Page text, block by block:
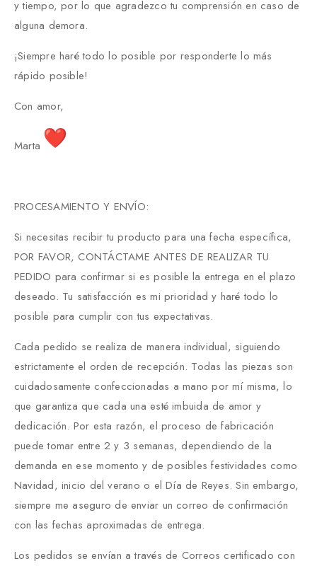
y tiempo, por lo que agradezco tu comprensión en caso de
alguna demora.
¡Siempre haré todo lo posible por responderte lo más
rápido posible!
Con amor,
Marta
PROCESAMIENTO Y ENVÍO:
Si necesitas recibir tu producto para una fecha específica,
POR FAVOR, CONTÁCTAME ANTES DE REALIZAR TU
PEDIDO para confirmar si es posible la entrega en el plazo
deseado. Tu satisfacción es mi prioridad y haré todo lo
posible para cumplir con tus expectativas.
Cada pedido se realiza de manera individual, siguiendo
estrictamente el orden de recepción. Todas las piezas son
cuidadosamente confeccionadas a mano por mí misma, lo
que garantiza que cada una esté imbuida de amor y
dedicación. Por esta razón, el proceso de fabricación
puede tomar entre 2 y 3 semanas, dependiendo de la
demanda en ese momento y de posibles festividades como
Navidad, inicio del verano o el Día de Reyes. Sin embargo,
siempre me aseguro de enviar un correo de confirmación
con las fechas aproximadas de entrega.
Los pedidos se envían a través de Correos certificado con